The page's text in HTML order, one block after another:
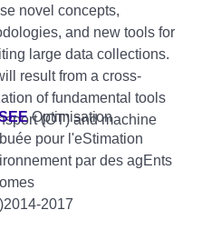
novel concepts,
and new tools for
large data collections.
result from a cross-
of fundamental tools
(OT) and machine
Optimisation
pour l'eStimation
par des agEnts
2017